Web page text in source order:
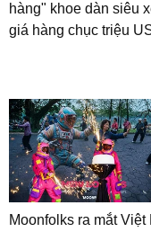
hàng" khoe dàn siêu
giá hàng chục triệu
Moonfolks ra mắt Việt